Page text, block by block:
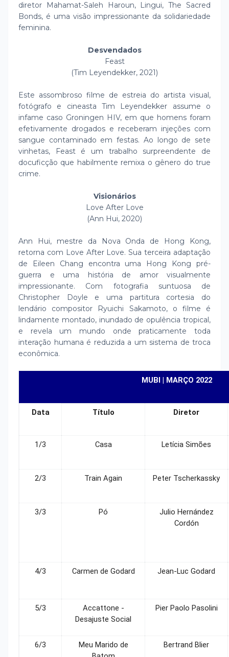
diretor Mahamat-Saleh Haroun, Lingui, The Sacred
Bonds, é uma visão impressionante da solidariedade
feminina.
Desvendados
Feast
(Tim Leyendekker, 2021)
Este assombroso filme de estreia do artista visual,
fotógrafo e cineasta Tim Leyendekker assume o
infame caso Groningen HIV, em que homens foram
efetivamente drogados e receberam injeções com
sangue contaminado em festas. Ao longo de sete
vinhetas, Feast é um trabalho surpreendente de
docuficção que habilmente remixa o gênero do true
crime.
Visionários
Love After Love
(Ann Hui, 2020)
Ann Hui, mestre da Nova Onda de Hong Kong,
retorna com Love After Love. Sua terceira adaptação
de Eileen Chang encontra uma Hong Kong pré-
guerra e uma história de amor visualmente
impressionante. Com fotografia suntuosa de
Christopher Doyle e uma partitura cortesia do
lendário compositor Ryuichi Sakamoto, o filme é
lindamente montado, inundado de opulência tropical,
e revela um mundo onde praticamente toda
interação humana é reduzida a um sistema de troca
econômica.
MUBI | MARÇO 2022
Data Título Diretor
1/3 Casa Letícia Simões
2/3 Train Again Peter Tscherkassky
3/3 Pó
Julio Hernández
Cordón
4/3 Carmen de Godard Jean-Luc Godard
5/3
Accattone -
Desajuste Social
Pier Paolo Pasolini
6/3
Meu Marido de
Bertrand Blier